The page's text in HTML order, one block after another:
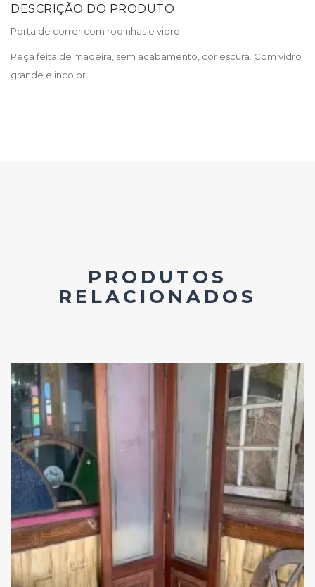
DESCRIÇÃO DO PRODUTO
Porta de correr com rodinhas e vidro.
Peça feita de madeira, sem acabamento, cor escura. Com vidro
grande e incolor.
PRODUTOS
RELACIONADOS
ao
Favoritos